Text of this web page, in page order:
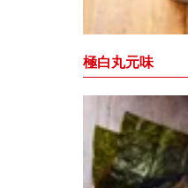
極白丸元味